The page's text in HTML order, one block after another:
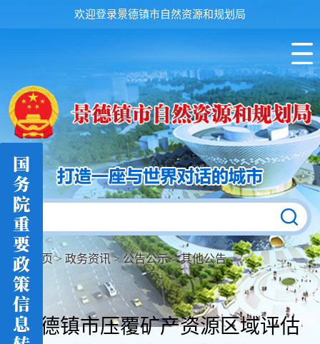
欢迎登录景德镇市自然资源和规划局
首页> 政务资讯> 公告公示>其他公告
景德镇市压覆矿产资源区域评估